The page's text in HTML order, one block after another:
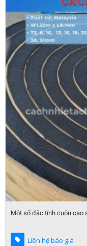
Một số đặc tính cuộn cao
Liên hệ báo giá